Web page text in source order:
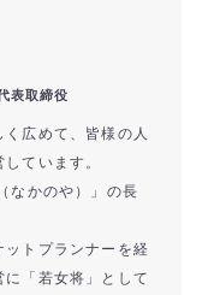
取締役
く広めて、皆様の人
ています。
なかのや）」の長
トプランナーを経
「若女将」として